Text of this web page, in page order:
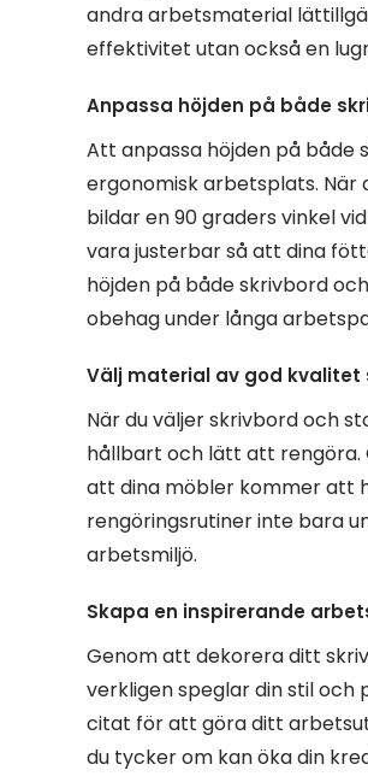
andra arbetsmaterial
effektivitet utan också en
Anpassa höjden på både
Att anpassa höjden på
ergonomisk arbetsplats.
bildar en 90 graders vinkel
vara justerbar så att dina
höjden på både skrivbord
obehag under långa
Välj material av god
När du väljer skrivbord och
hållbart och lätt att rengöra.
att dina möbler kommer att
rengöringsrutiner inte bara
arbetsmiljö.
Skapa en inspirerande
Genom att dekorera ditt
verkligen speglar din stil och
citat för att göra ditt
du tycker om kan öka din